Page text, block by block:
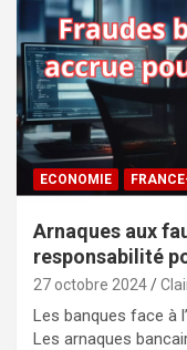
ECONOMIE
Arnaques aux
responsabilité
27 octobre 2024
Les banques face à
Les arnaques